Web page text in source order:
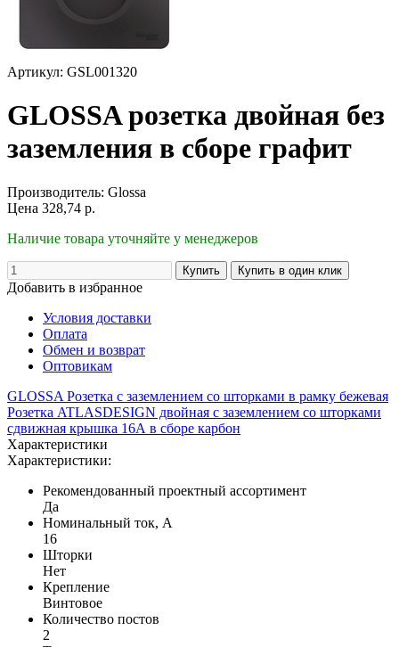
Артикул: GSL001320
GLOSSA розетка двойная без
заземления в сборе графит
Производитель: Glossa
Цена 328,74 р.
Наличие товара уточняйте у менеджеров
Добавить в избранное
Условия доставки
Оплата
Обмен и возврат
Оптовикам
GLOSSA Розетка с заземлением со шторками в рамку бежевая
Розетка ATLASDESIGN двойная с заземлением со шторками
сдвижная крышка 16А в сборе карбон
Характеристики
Характеристики:
Рекомендованный проектный ассортимент
Да
Номинальный ток, А
16
Шторки
Нет
Крепление
Винтовое
Количество постов
2